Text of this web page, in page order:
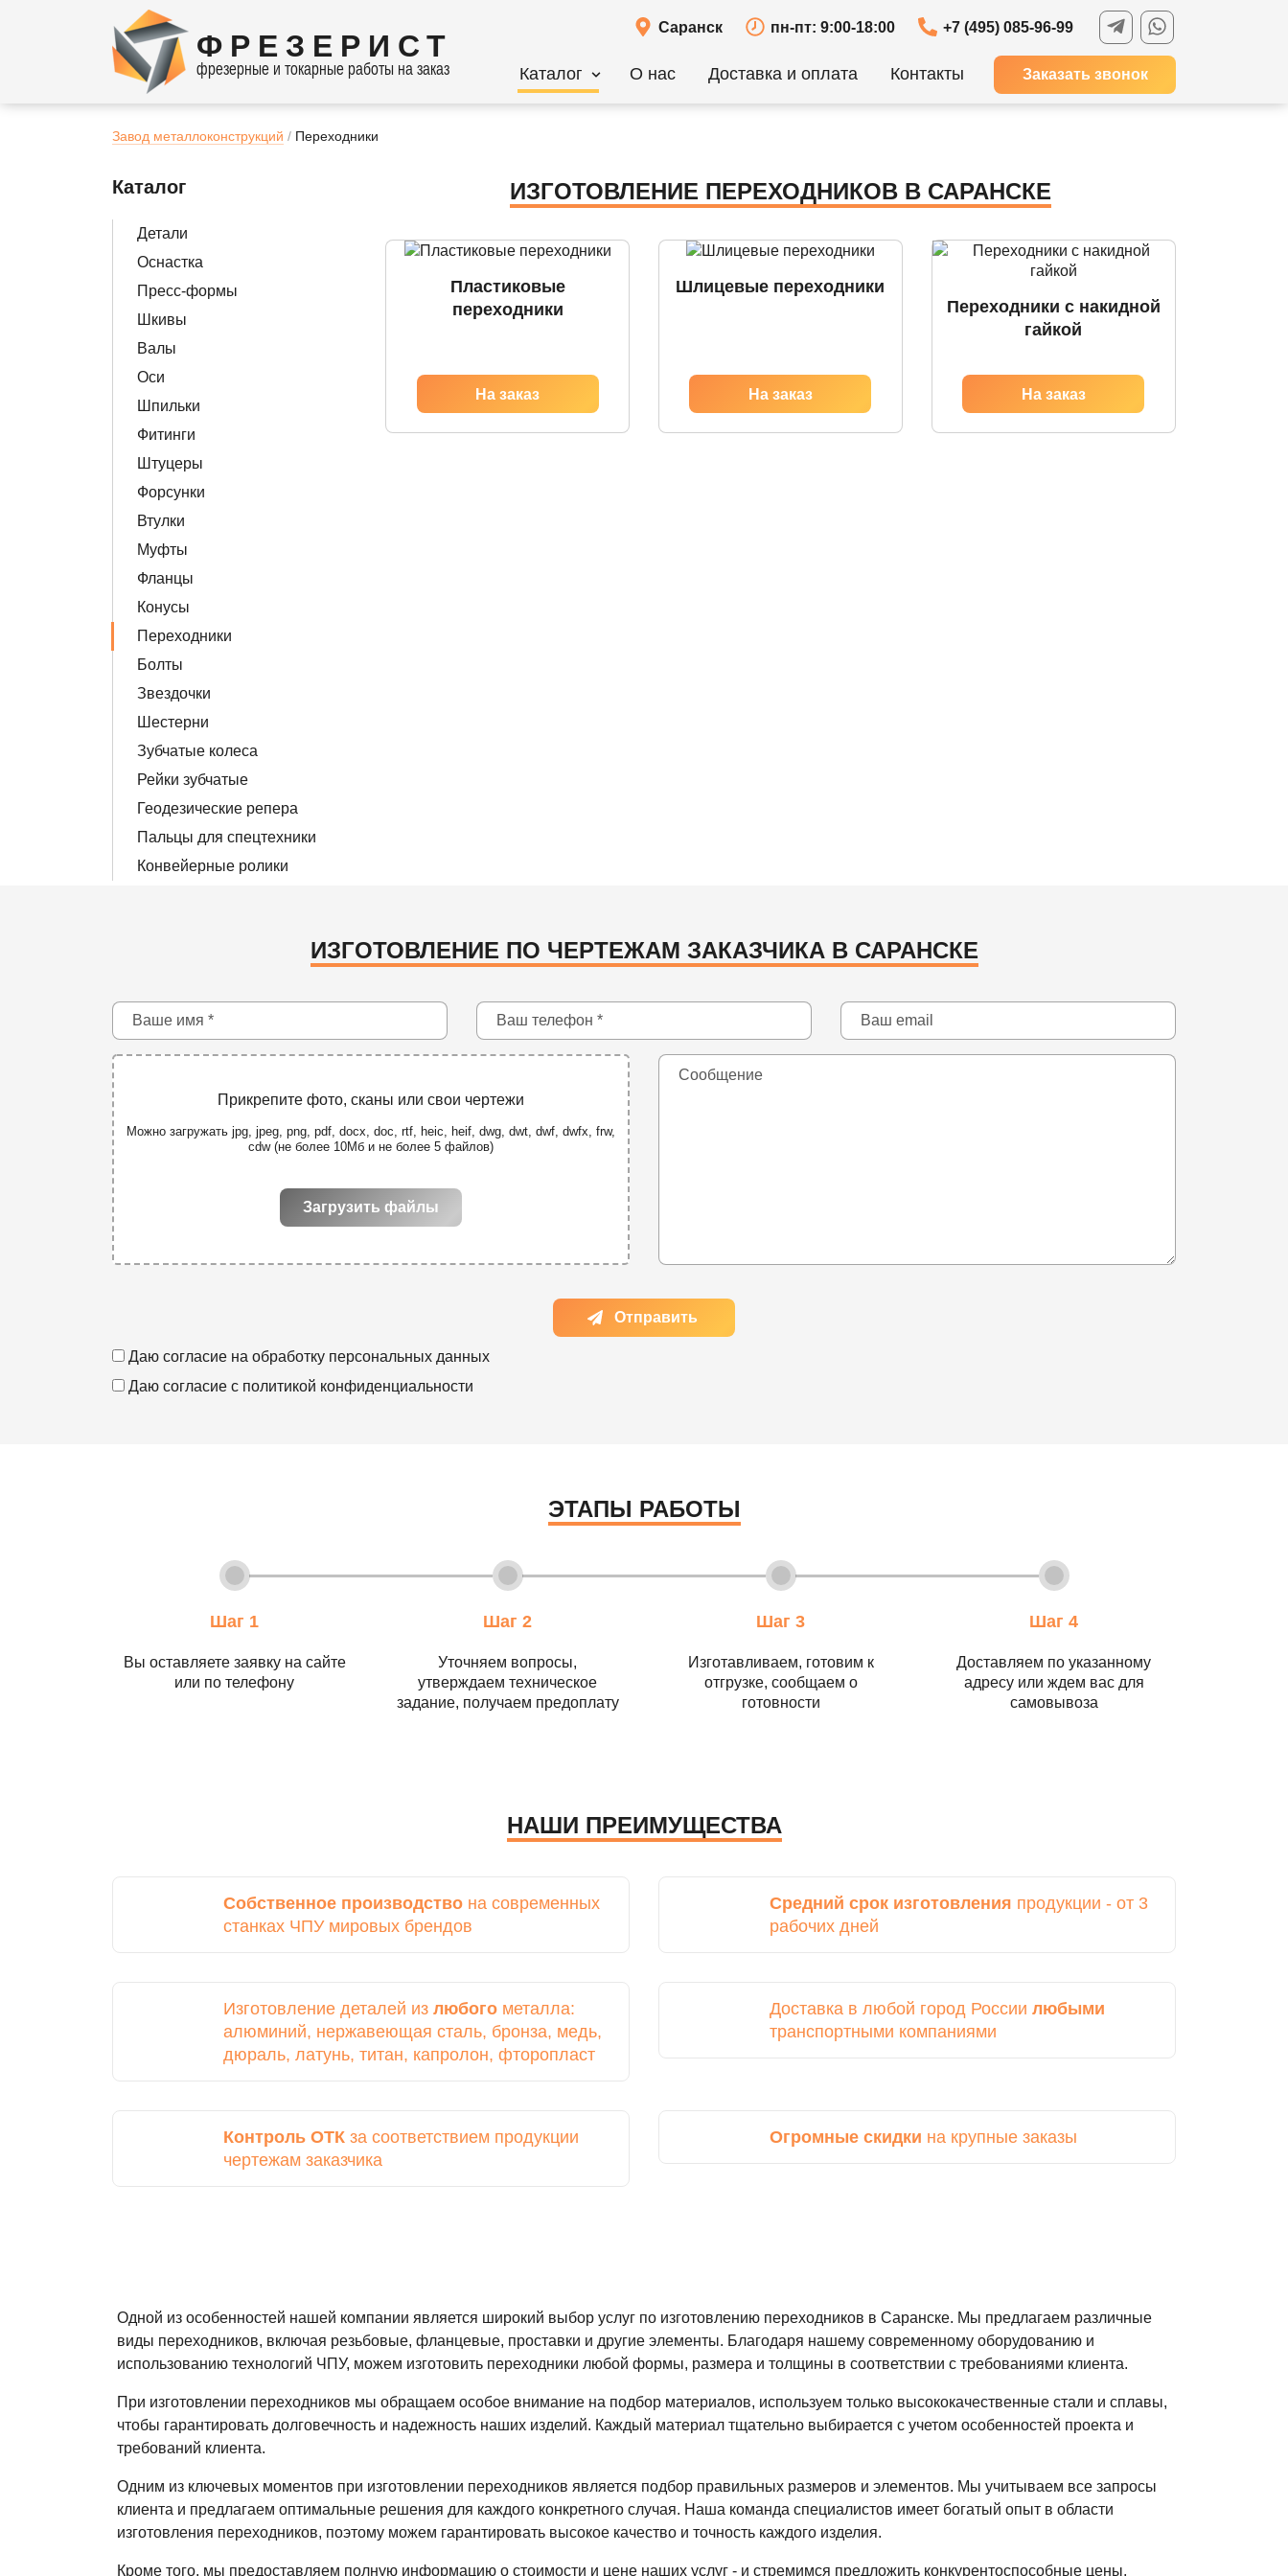
ФРЕЗЕРИСТ
фрезерные и токарные работы на заказ
Саранск пн-пт: 9:00-18:00 +7 (495) 085-96-99
Каталог О нас Доставка и оплата Контакты Заказать звонок
Завод металлоконструкций Переходники
Каталог
Детали
Оснастка
Пресс-формы
Шкивы
Валы
Оси
Шпильки
Фитинги
Штуцеры
Форсунки
Втулки
Муфты
Фланцы
Конусы
Переходники
Болты
Звездочки
Шестерни
Зубчатые колеса
Рейки зубчатые
Геодезические репера
Пальцы для спецтехники
Конвейерные ролики
ИЗГОТОВЛЕНИЕ ПЕРЕХОДНИКОВ В САРАНСКЕ
Пластиковые
переходники
Шлицевые переходники
Переходники с накидной
гайкой
ИЗГОТОВЛЕНИЕ ПО ЧЕРТЕЖАМ ЗАКАЗЧИКА В САРАНСКЕ
Прикрепите фото, сканы или свои чертежи
Можно загружать jpg, jpeg, png, pdf, docx, doc, rtf, heic, heif, dwg, dwt, dwf, dwfx, frw,
cdw (не более 10Мб и не более 5 файлов)
Загрузить файлы
Отправить
Даю согласие на обработку персональных данных
Даю согласие с политикой конфиденциальности
ЭТАПЫ РАБОТЫ
Шаг 1
Вы оставляете заявку на сайте
или по телефону
Шаг 2
Уточняем вопросы,
утверждаем техническое
задание, получаем предоплату
Шаг 3
Изготавливаем, готовим к
отгрузке, сообщаем о
готовности
Шаг 4
Доставляем по указанному
адресу или ждем вас для
самовывоза
НАШИ ПРЕИМУЩЕСТВА
Собственное производство на современных
станках ЧПУ мировых брендов
Средний срок изготовления продукции - от 3
рабочих дней
Изготовление деталей из любого металла:
алюминий, нержавеющая сталь, бронза, медь,
дюраль, латунь, титан, капролон, фторопласт
Доставка в любой город России любыми
транспортными компаниями
Контроль ОТК за соответствием продукции
чертежам заказчика
Огромные скидки на крупные заказы
Одной из особенностей нашей компании является широкий выбор услуг по изготовлению переходников в Саранске. Мы предлагаем различные
виды переходников, включая резьбовые, фланцевые, проставки и другие элементы. Благодаря нашему современному оборудованию и
использованию технологий ЧПУ, можем изготовить переходники любой формы, размера и толщины в соответствии с требованиями клиента.
При изготовлении переходников мы обращаем особое внимание на подбор материалов, используем только высококачественные стали и сплавы,
чтобы гарантировать долговечность и надежность наших изделий. Каждый материал тщательно выбирается с учетом особенностей проекта и
требований клиента.
Одним из ключевых моментов при изготовлении переходников является подбор правильных размеров и элементов. Мы учитываем все запросы
клиента и предлагаем оптимальные решения для каждого конкретного случая. Наша команда специалистов имеет богатый опыт в области
изготовления переходников, поэтому можем гарантировать высокое качество и точность каждого изделия.
Кроме того, мы предоставляем полную информацию о стоимости и цене наших услуг - и стремимся предложить конкурентоспособные цены,